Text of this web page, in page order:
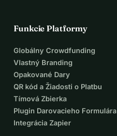
Funkcie Platformy
Globálny Crowdfunding
Vlastný Branding
Opakované Dary
QR kód a Žiadosti o Platbu
Tímová Zbierka
Plugin Darovacieho Formulára
Integrácia Zapier